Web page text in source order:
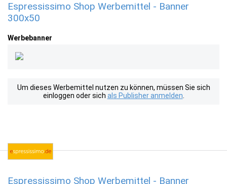
Espressissimo Shop Werbemittel - Banner
300x50
Werbebanner
Um dieses Werbemittel nutzen zu können, müssen Sie sich
einloggen oder sich als Publisher anmelden
Espressissimo Shop Werbemittel - Banner